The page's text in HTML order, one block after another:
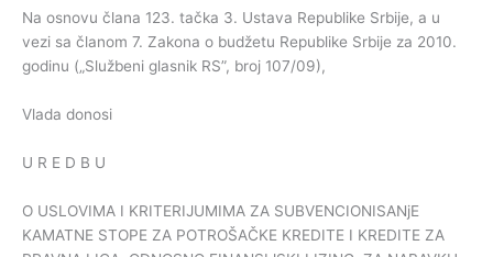
Na osnovu člana 123. tačka 3. Ustava Republike Srbije, a u
vezi sa članom 7. Zakona o budžetu Republike Srbije za 2010.
godinu („Službeni glasnik RS”, broj 107/09),
Vlada donosi
U R E D B U
O USLOVIMA I KRITERIJUMIMA ZA SUBVENCIONISANjE
KAMATNE STOPE ZA POTROŠAČKE KREDITE I KREDITE ZA